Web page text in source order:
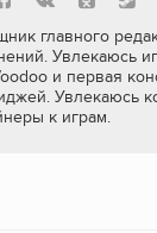
главного
Увлекаюсь
и первая
Увлекаюсь
к играм.